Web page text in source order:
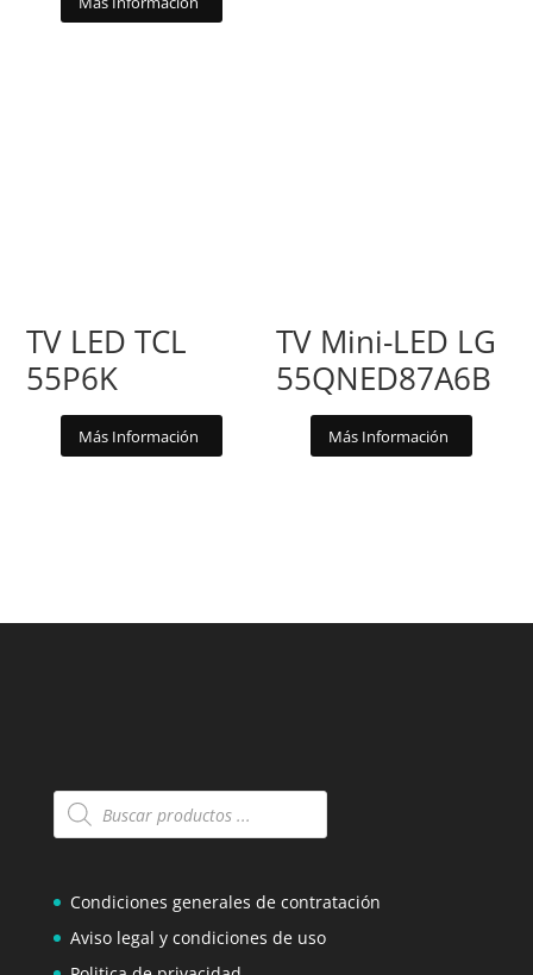
TV LED TCL
55P6K
Más Información
TV Mini-LED LG
55QNED87A6B
Más Información
Búsqueda
de
Condiciones generales de contratación
Aviso legal y condiciones de uso